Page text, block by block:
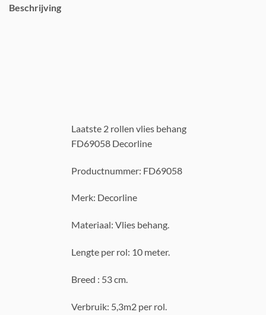
Beschrijving
Laatste 2 rollen vlies behang
FD69058 Decorline
Productnummer: FD69058
Merk: Decorline
Materiaal: Vlies behang.
Lengte per rol: 10 meter.
Breed : 53 cm.
Verbruik: 5,3m2 per rol.